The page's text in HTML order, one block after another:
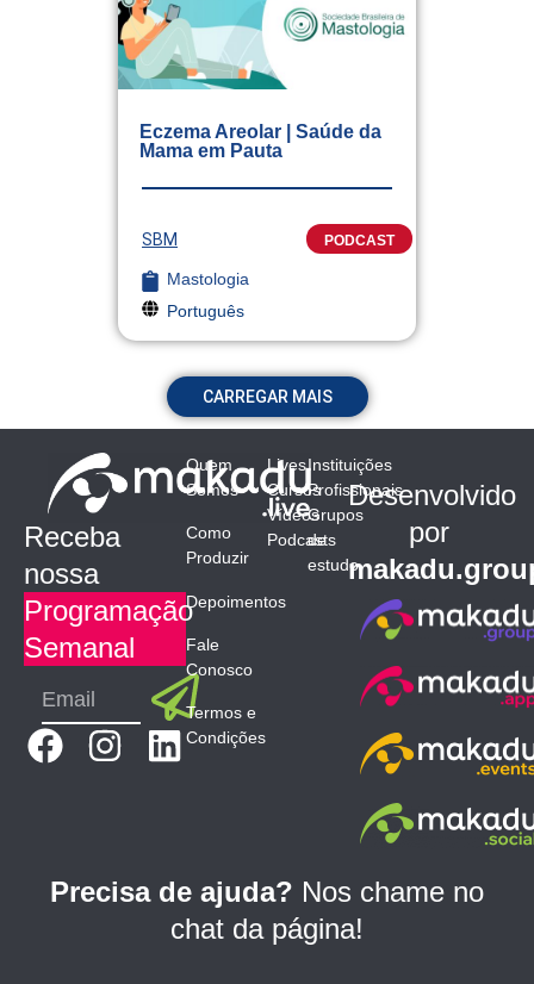
Eczema Areolar | Saúde da
Mama em Pauta
SBM PODCAST
Mastologia
Português
CARREGAR MAIS
Receba
nossa
Programação
Semanal
Submit
F
b
I
a
L
e
d
Quem
Somos
Como
Produzir
Depoimentos
Fale
Conosco
Termos e
Condições
Lives
Cursos
Vídeos
Podcasts
Instituições
Profissionais
Grupos
de
estudo
Desenvolvido
por
Precisa de ajuda? Nos chame no
chat da página!